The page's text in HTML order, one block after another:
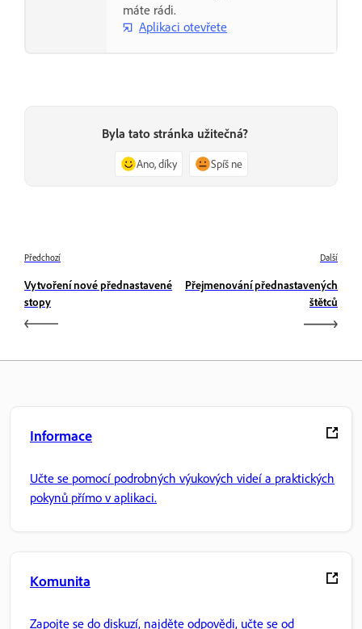
máte rádi.
Aplikaci otevřete
Byla tato stránka užitečná?
Ano, díky Spíš ne
Předchozí
Vytvoření nové přednastavené
stopy
Další
Přejmenování přednastavených
štětců
Informace
Učte se pomocí podrobných výukových videí a praktických
pokynů přímo v aplikaci.
Komunita
Zapojte se do diskuzí, najděte odpovědi, učte se od